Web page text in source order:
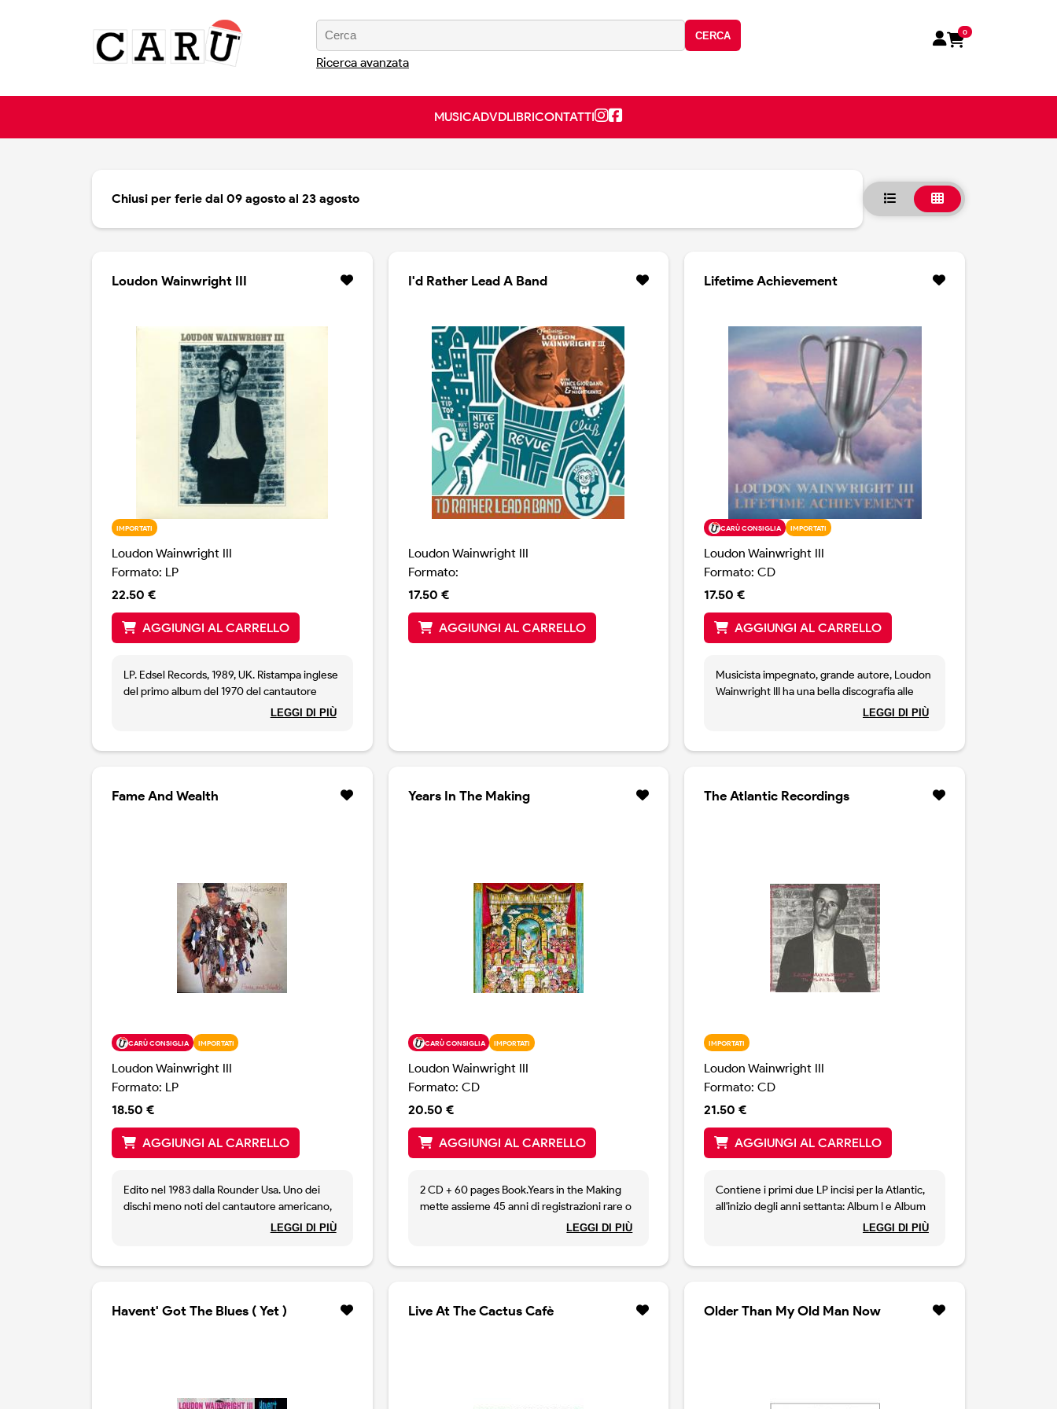
CERCA
Ricerca avanzata
0
MUSICADVDLIBRICONTATTI
Chiusi per ferie dal 09 agosto al 23 agosto
Loudon Wainwright III
IMPORTATI
Loudon Wainwright III
Formato: LP
22.50 €
AGGIUNGI AL CARRELLO
LP. Edsel Records, 1989, UK. Ristampa inglese
del primo album del 1970 del cantautore
LEGGI DI PIÙ
I'd Rather Lead A Band
Loudon Wainwright III
Formato:
17.50 €
AGGIUNGI AL CARRELLO
Lifetime Achievement
CARÙ CONSIGLIA IMPORTATI
Loudon Wainwright III
Formato: CD
17.50 €
AGGIUNGI AL CARRELLO
Musicista impegnato, grande autore, Loudon
Wainwright III ha una bella discografia alle
spalle. E questo disco nuovo non fa che
scritto ed interpretato di tutto. La conferma
arriva da questo nuovo lavoro, un disco a 360
Mansfield, Tony Scherr, Rich Pagano e Jon
LEGGI DI PIÙ
Fame And Wealth
CARÙ CONSIGLIA IMPORTATI
Loudon Wainwright III
Formato: LP
18.50 €
AGGIUNGI AL CARRELLO
Edito nel 1983 dalla Rounder Usa. Uno dei
dischi meno noti del cantautore americano,
ma anche uno dei più belli, con canzoni come
Hardwick. Rounder records, stampa Usa,
LEGGI DI PIÙ
Years In The Making
CARÙ CONSIGLIA IMPORTATI
Loudon Wainwright III
Formato: CD
20.50 €
AGGIUNGI AL CARRELLO
2 CD + 60 pages Book.Years in the Making
mette assieme 45 anni di registrazioni rare o
inedite di Loudoniana, assieme ad alcune
studio ma mai pubblicati, apparizioni radio,
LEGGI DI PIÙ
The Atlantic Recordings
IMPORTATI
Loudon Wainwright III
Formato: CD
21.50 €
AGGIUNGI AL CARRELLO
Contiene i primi due LP incisi per la Atlantic,
all'inizio degli anni settanta: Album I e Album
II. Entrambi rimasterizzati. Aggiunta alle 23
LEGGI DI PIÙ
Havent' Got The Blues ( Yet ) Live At The Cactus Cafè Older Than My Old Man Now